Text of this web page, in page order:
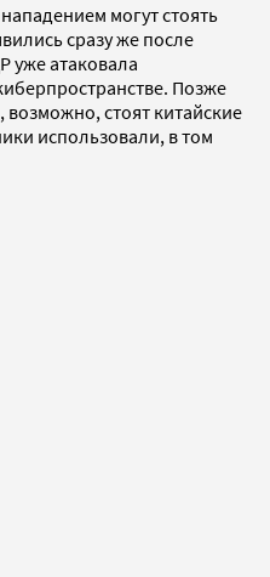
могут стоять
сразу же после
уже атаковала
Позже
стоят китайские
использовали, в том